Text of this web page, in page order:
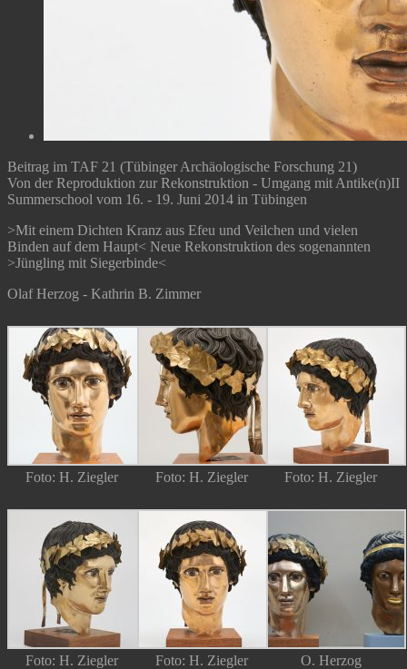
Beitrag im TAF 21 (Tübinger Archäologische Forschung 21)
Von der Reproduktion zur Rekonstruktion - Umgang mit Antike(n)II
Summerschool vom 16. - 19. Juni 2014 in Tübingen
>Mit einem Dichten Kranz aus Efeu und Veilchen und vielen
Binden auf dem Haupt< Neue Rekonstruktion des sogenannten
>Jüngling mit Siegerbinde<
Olaf Herzog - Kathrin B. Zimmer
Foto: H. Ziegler Foto: H. Ziegler Foto: H. Ziegler
Foto: H. Ziegler Foto: H. Ziegler O. Herzog